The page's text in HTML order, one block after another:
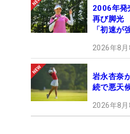
2006年発
再び脚光
「初速が
2026年8
岩永杏奈
続で悪天
2026年8